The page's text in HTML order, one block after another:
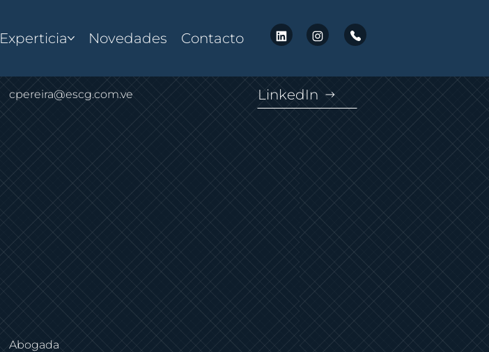
Experticia Novedades Contacto
cpereira@escg.com.ve LinkedIn
Abogada